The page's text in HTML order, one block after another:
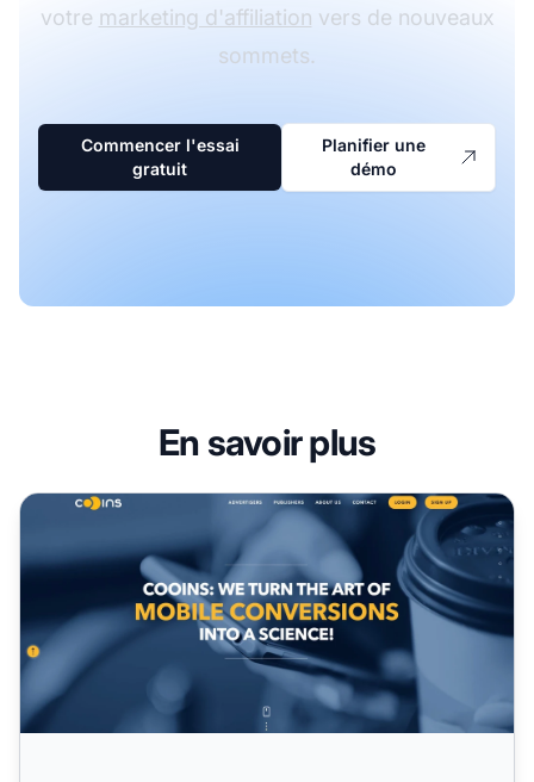
votre marketing d'affiliation vers de nouveaux
sommets.
Commencer l'essai
gratuit
Planifier une
démo
En savoir plus
Programme d'affiliation Cooins